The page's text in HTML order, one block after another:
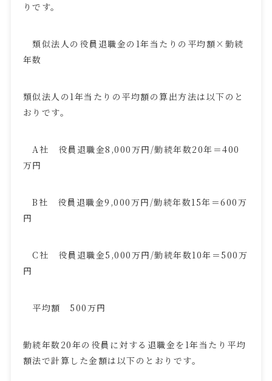
りです。
類似法人の役員退職金の 1年当たりの平均額×勤続
年数
類似法人の 1年当たりの平均額の算出方法は以下のと
おりです。
A社 役員退職金8,000万円/勤続年数20年＝400
万円
B社 役員退職金9,000万円/勤続年数15年＝600万
円
C社 役員退職金5,000万円/勤続年数10年＝ 500万
円
平均額 500万円
勤続年数20年の役員に対する退職金を 1年当たり平均
額法で計算した金額は以下のとおりです。